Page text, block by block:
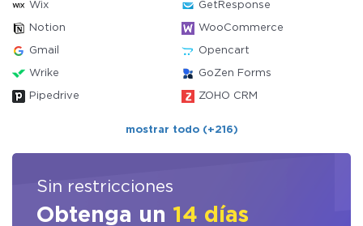
Wix GetResponse
Notion WooCommerce
Gmail Opencart
Wrike GoZen Forms
Pipedrive ZOHO CRM
mostrar todo (+216)
Sin restricciones
Obtenga un 14 días